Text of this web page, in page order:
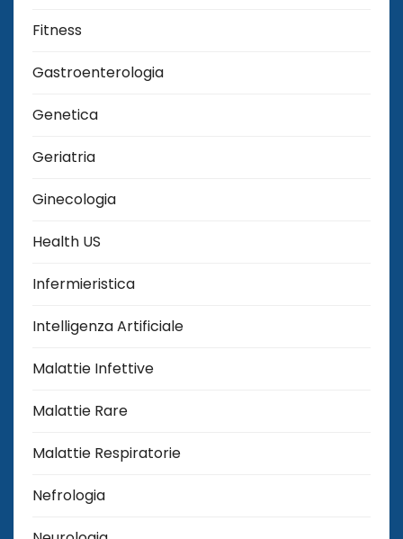
Fitness
Gastroenterologia
Genetica
Geriatria
Ginecologia
Health US
Infermieristica
Intelligenza Artificiale
Malattie Infettive
Malattie Rare
Malattie Respiratorie
Nefrologia